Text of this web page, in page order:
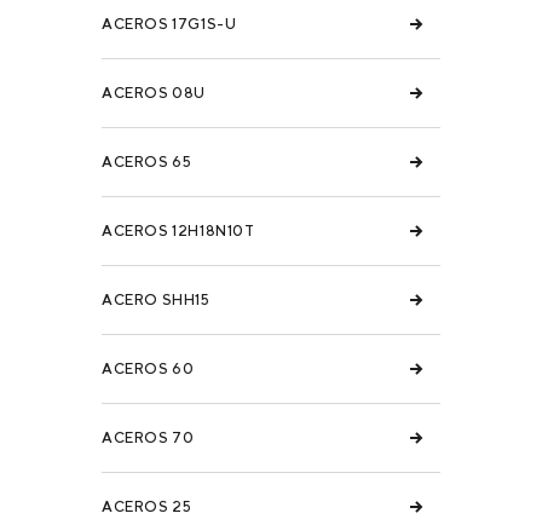
ACEROS 17G1S-U
ACEROS 08U
ACEROS 65
ACEROS 12H18N10T
ACERO SHH15
ACEROS 60
ACEROS 70
ACEROS 25